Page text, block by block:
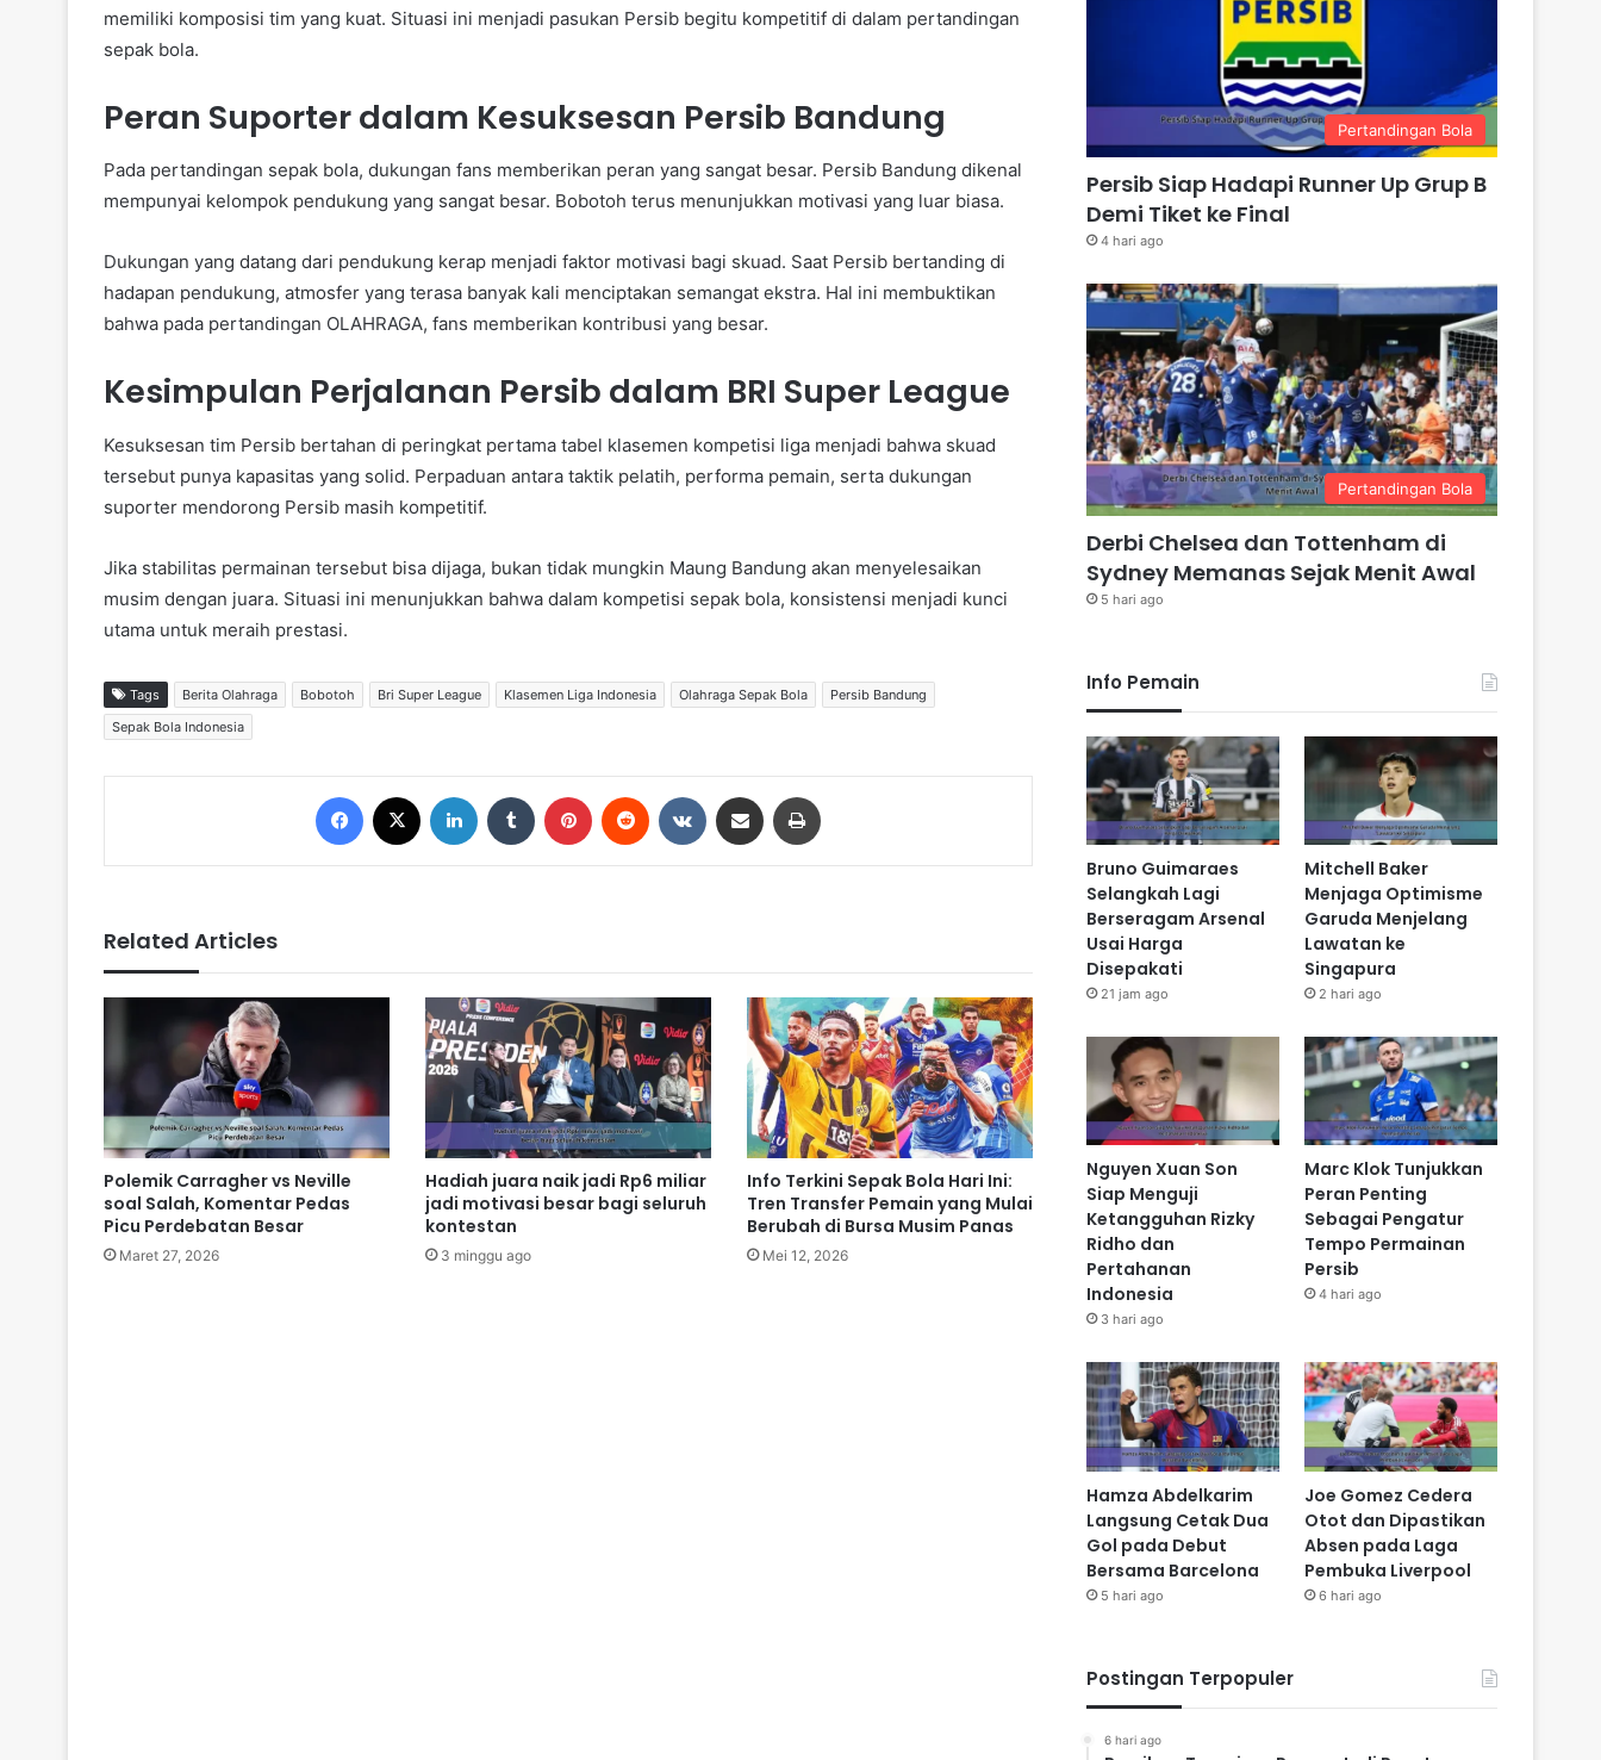
memiliki komposisi tim yang kuat. Situasi ini menjadi pasukan Persib begitu kompetitif di dalam pertandingan
sepak bola.
Peran Suporter dalam Kesuksesan Persib Bandung
Pada pertandingan sepak bola, dukungan fans memberikan peran yang sangat besar. Persib Bandung dikenal
mempunyai kelompok pendukung yang sangat besar. Bobotoh terus menunjukkan motivasi yang luar biasa.
Dukungan yang datang dari pendukung kerap menjadi faktor motivasi bagi skuad. Saat Persib bertanding di
hadapan pendukung, atmosfer yang terasa banyak kali menciptakan semangat ekstra. Hal ini membuktikan
bahwa pada pertandingan OLAHRAGA, fans memberikan kontribusi yang besar.
Kesimpulan Perjalanan Persib dalam BRI Super League
Kesuksesan tim Persib bertahan di peringkat pertama tabel klasemen kompetisi liga menjadi bahwa skuad
tersebut punya kapasitas yang solid. Perpaduan antara taktik pelatih, performa pemain, serta dukungan
suporter mendorong Persib masih kompetitif.
Jika stabilitas permainan tersebut bisa dijaga, bukan tidak mungkin Maung Bandung akan menyelesaikan
musim dengan juara. Situasi ini menunjukkan bahwa dalam kompetisi sepak bola, konsistensi menjadi kunci
utama untuk meraih prestasi.
Tags Berita Olahraga Bobotoh Bri Super League Klasemen Liga Indonesia Olahraga Sepak Bola
Persib Bandung
Sepak Bola Indonesia
Related Articles
Polemik Carragher vs Neville
soal Salah, Komentar Pedas
Picu Perdebatan Besar
Maret 27, 2026
Hadiah juara naik jadi Rp6 miliar
jadi motivasi besar bagi seluruh
kontestan
3 minggu ago
Info Terkini Sepak Bola Hari Ini:
Tren Transfer Pemain yang Mulai
Berubah di Bursa Musim Panas
Mei 12, 2026
Pertandingan Bola
Persib Siap Hadapi Runner Up Grup B
Demi Tiket ke Final
4 hari ago
Pertandingan Bola
Derbi Chelsea dan Tottenham di
Sydney Memanas Sejak Menit Awal
5 hari ago
Info Pemain
Bruno Guimaraes
Selangkah Lagi
Berseragam Arsenal
Usai Harga
Disepakati
21 jam ago
Mitchell Baker
Menjaga Optimisme
Garuda Menjelang
Lawatan ke
Singapura
2 hari ago
Nguyen Xuan Son
Siap Menguji
Ketangguhan Rizky
Ridho dan
Pertahanan
Indonesia
3 hari ago
Marc Klok Tunjukkan
Peran Penting
Sebagai Pengatur
Tempo Permainan
Persib
4 hari ago
Hamza Abdelkarim
Langsung Cetak Dua
Gol pada Debut
Bersama Barcelona
5 hari ago
Joe Gomez Cedera
Otot dan Dipastikan
Absen pada Laga
Pembuka Liverpool
6 hari ago
Postingan Terpopuler
6 hari ago